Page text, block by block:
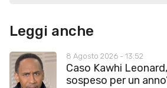
Leggi anche
8 Agosto 2026 - 13:52
Caso Kawhi
sospeso per un